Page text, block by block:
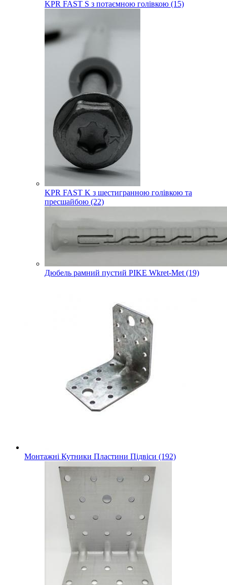
KPR FAST S з потаємною голівкою (15)
KPR FAST K з шестигранною голівкою та
пресшайбою (22)
Дюбель рамний пустий PIKE Wkret-Met (19)
Монтажні Кутники Пластини Підвіси (192)